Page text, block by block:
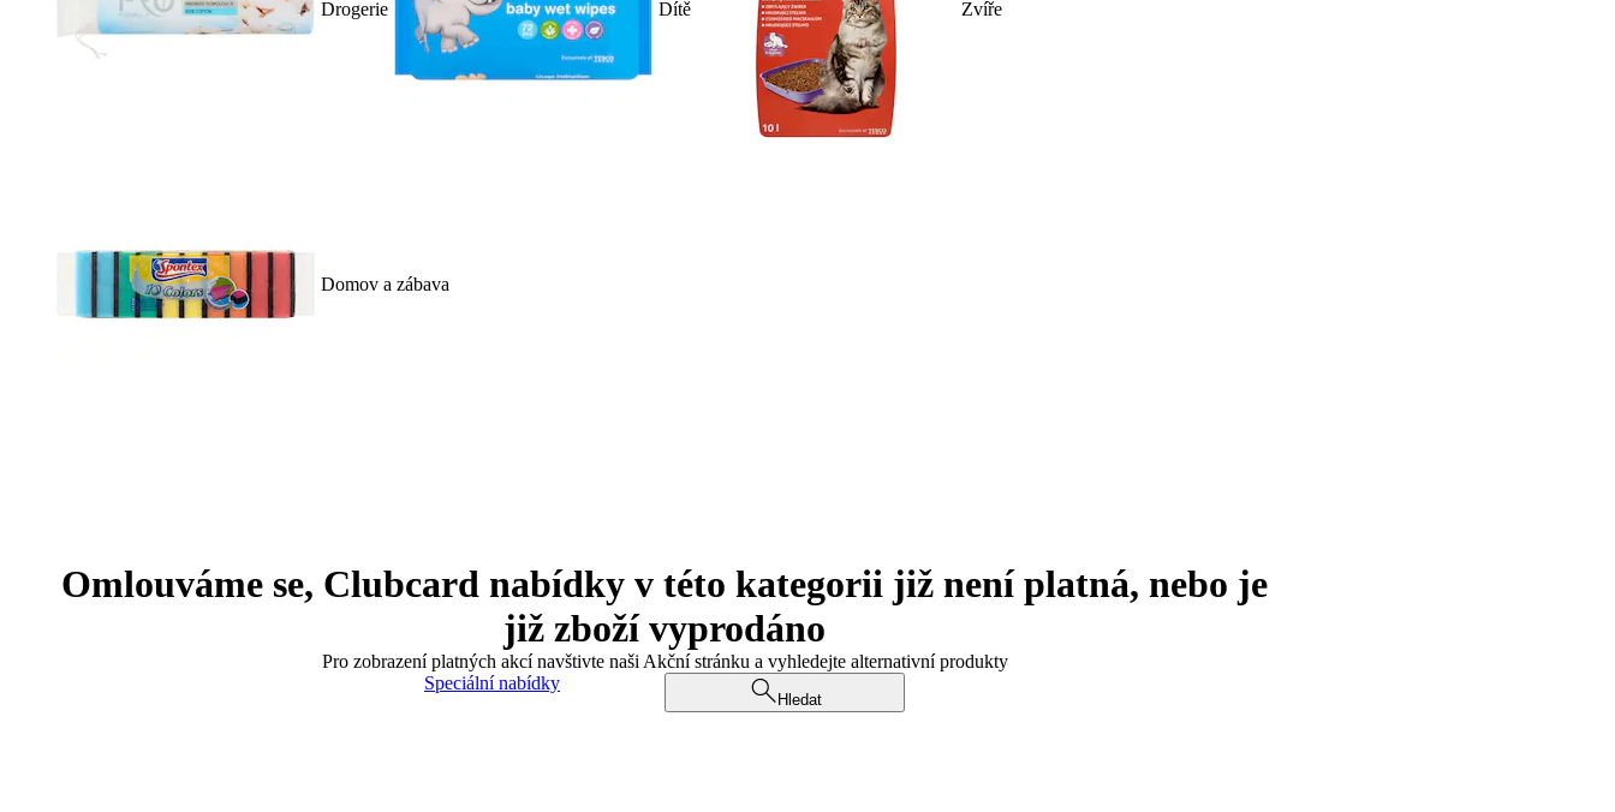
Drogerie Dítě Zvíře
Domov a zábava
Omlouváme se, Clubcard nabídky v této kategorii již není platná, nebo je
již zboží vyprodáno
Pro zobrazení platných akcí navštivte naši Akční stránku a vyhledejte alternativní produkty
Speciální nabídky
Hledat